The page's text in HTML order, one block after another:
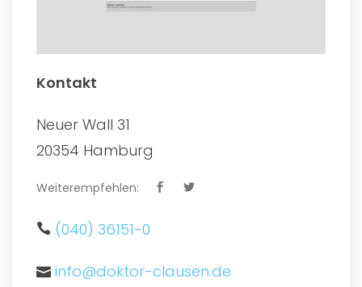
Kontakt
Neuer Wall 31
20354 Hamburg
Weiterempfehlen:
(040) 36151-0
info@doktor-clausen.de